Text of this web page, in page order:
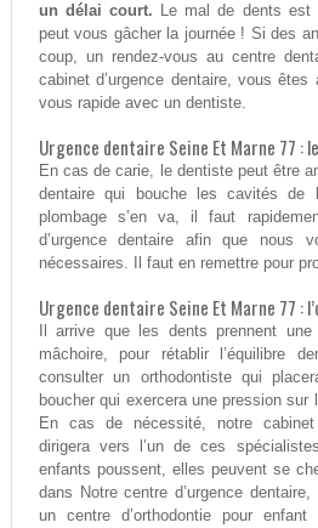
un délai court. Le mal de dents est
peut vous gâcher la journée ! Si des
coup, un rendez-vous au centre
cabinet d’urgence dentaire, vous
vous rapide avec un dentiste.
Urgence dentaire Seine Et Marne 77 :
En cas de carie, le dentiste peut être
dentaire qui bouche les cavités
plombage s’en va, il faut
d’urgence dentaire afin que nous
nécessaires. Il faut en remettre pour
Urgence dentaire Seine Et Marne 77 :
Il arrive que les dents prennent
mâchoire, pour rétablir l’équilibre
consulter un orthodontiste qui
boucher qui exercera une pression sur
En cas de nécessité, notre cabinet
dirigera vers l’un de ces
enfants poussent, elles peuvent se
dans Notre centre d’urgence
un centre d’orthodontie pour